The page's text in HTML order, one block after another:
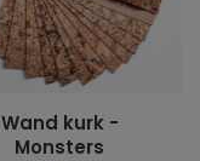
Wand kurk -
Monsters